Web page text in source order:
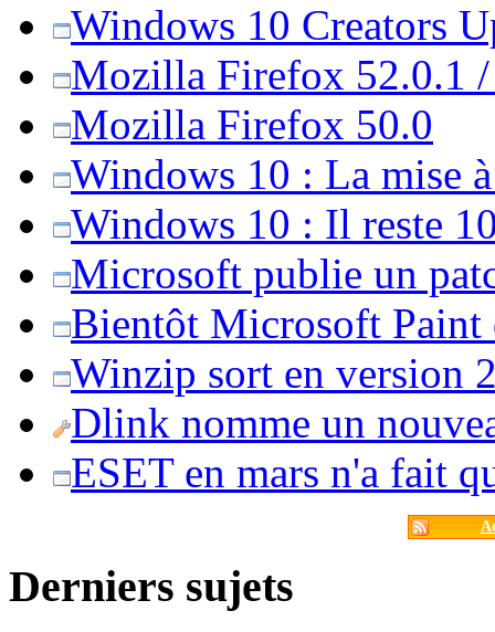
Windows 10 Creators
Mozilla Firefox 52.0.1
Mozilla Firefox 50.0
Windows 10 : La mise
Windows 10 : Il reste
Microsoft publie un
Bientôt Microsoft Paint
Winzip sort en version
Dlink nomme un
ESET en mars n'a fait
Derniers sujets